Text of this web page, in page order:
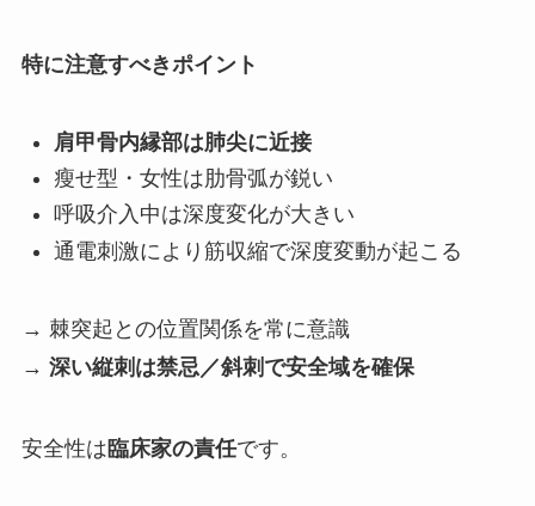
特に注意すべきポイント
肩甲骨内縁部は肺尖に近接
瘦せ型・女性は肋骨弧が鋭い
呼吸介入中は深度変化が大きい
通電刺激により筋収縮で深度変動が起こる
→ 棘突起との位置関係を常に意識
→ 深い縦刺は禁忌／斜刺で安全域を確保
安全性は臨床家の責任です。